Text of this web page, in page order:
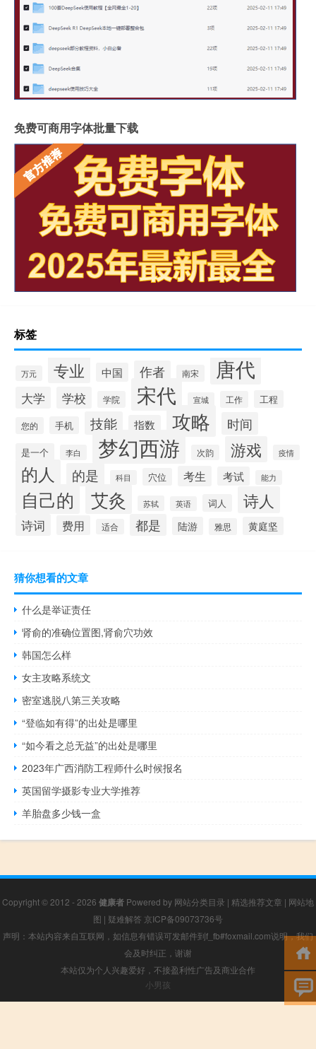
免费可商用字体批量下载
标签
万元 专业 中国 作者 南宋 唐代
大学 学校 学院 宋代 宣城 工作 工程
您的 手机 技能 指数 攻略 时间
是一个 李白 梦幻西游 次韵 游戏 疫情
的人 的是 科目 穴位 考生 考试 能力
自己的 艾灸 苏轼 英语 词人 诗人
诗词 费用 适合 都是 陆游 雅思 黄庭坚
猜你想看的文章
什么是举证责任
肾俞的准确位置图,肾俞穴功效
韩国怎么样
女主攻略系统文
密室逃脱八第三关攻略
“登临如有得”的出处是哪里
“如今看之总无益”的出处是哪里
2023年广西消防工程师什么时候报名
英国留学摄影专业大学推荐
羊胎盘多少钱一盒
Copyright © 2012 - 2026 健康者 Powered by 网站分类目录 | 精选推荐文章 | 网站地
图 | 疑难解答 京ICP备09073736号
声明：本站内容来自互联网，如信息有错误可发邮件到f_fb#foxmail.com说明，我们
会及时纠正，谢谢
本站仅为个人兴趣爱好，不接盈利性广告及商业合作
小男孩